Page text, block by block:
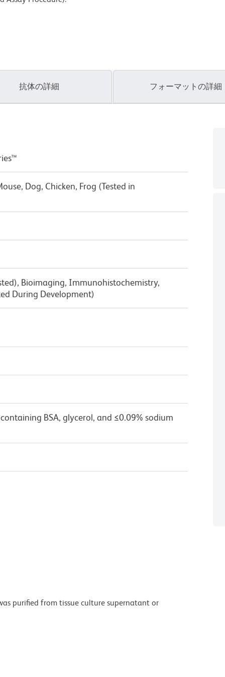
抗体の詳細 フォーマットの詳細
Dog, Chicken, Frog (Tested in
Bioimaging, Immunohistochemistry,
During Development)
BSA, glycerol, and ≤0.09% sodium
purified from tissue culture supernatant or